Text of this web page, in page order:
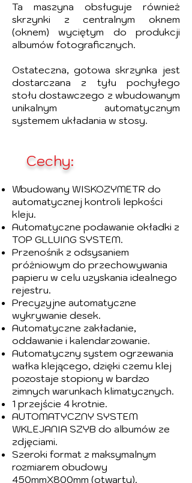
Ta maszyna obsługuje również
skrzynki z centralnym oknem
(oknem) wyciętym do produkcji
albumów fotograficznych.
Ostateczna, gotowa skrzynka jest
dostarczana z tyłu pochyłego
stołu dostawczego z wbudowanym
unikalnym automatycznym
systemem układania w stosy.
Cechy:
Wbudowany WISKOZYMETR do
automatycznej kontroli lepkości
kleju.
Automatyczne podawanie okładki z
TOP GLLUING SYSTEM.
Przenośnik z odsysaniem
próżniowym do przechowywania
papieru w celu uzyskania idealnego
rejestru.
Precyzyjne automatyczne
wykrywanie desek.
Automatyczne zakładanie,
oddawanie i kalendarzowanie.
Automatyczny system ogrzewania
wałka klejącego, dzięki czemu klej
pozostaje stopiony w bardzo
zimnych warunkach klimatycznych.
1 przejście 4 krotnie.
AUTOMATYCZNY SYSTEM
WKLEJANIA SZYB do albumów ze
zdjęciami.
Szeroki format z maksymalnym
rozmiarem obudowy
450mmX800mm (otwarty).